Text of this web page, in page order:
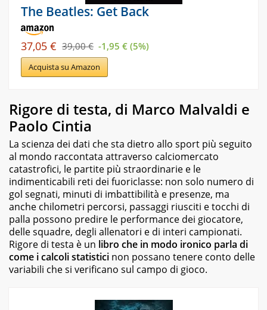
The Beatles: Get Back
37,05 € 39,00 € -1,95 € (5%)
Acquista su Amazon
Rigore di testa, di Marco Malvaldi e
Paolo Cintia
La scienza dei dati che sta dietro allo sport più seguito
al mondo raccontata attraverso calciomercato
catastrofici, le partite più straordinarie e le
indimenticabili reti dei fuoriclasse: non solo numero di
gol segnati, minuti di imbattibilità e presenze, ma
anche chilometri percorsi, passaggi riusciti e tocchi di
palla possono predire le performance dei giocatore,
delle squadre, degli allenatori e di interi campionati.
Rigore di testa è un libro che in modo ironico parla di
come i calcoli statistici non possano tenere conto delle
variabili che si verificano sul campo di gioco.